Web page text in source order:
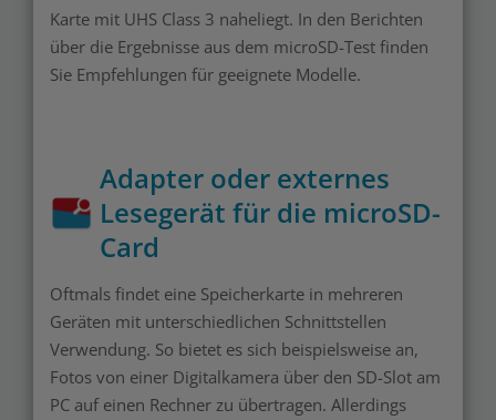
Karte mit UHS Class 3 naheliegt. In den Berichten
über die Ergebnisse aus dem microSD-Test finden
Sie Empfehlungen für geeignete Modelle.
Adapter oder externes
Lesegerät für die microSD-
Card
Oftmals findet eine Speicherkarte in mehreren
Geräten mit unterschiedlichen Schnittstellen
Verwendung. So bietet es sich beispielsweise an,
Fotos von einer Digitalkamera über den SD-Slot am
PC auf einen Rechner zu übertragen. Allerdings